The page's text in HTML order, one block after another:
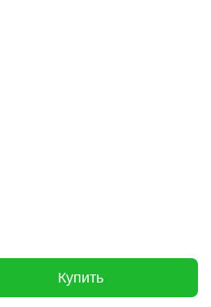
Купить